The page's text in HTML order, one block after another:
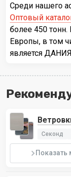
Среди нашего
Оптовый
более 450
Европы, в том
является
Секонд
Показать